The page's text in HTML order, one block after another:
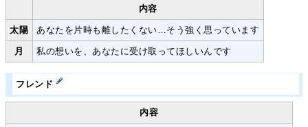
内容
太陽 あなたを片時も離したくない…そう強く思っています
月 私の想いを、あなたに受け取ってほしいんです
フレンド
内容